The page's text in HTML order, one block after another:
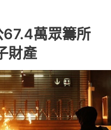
萬眾籌所
財產